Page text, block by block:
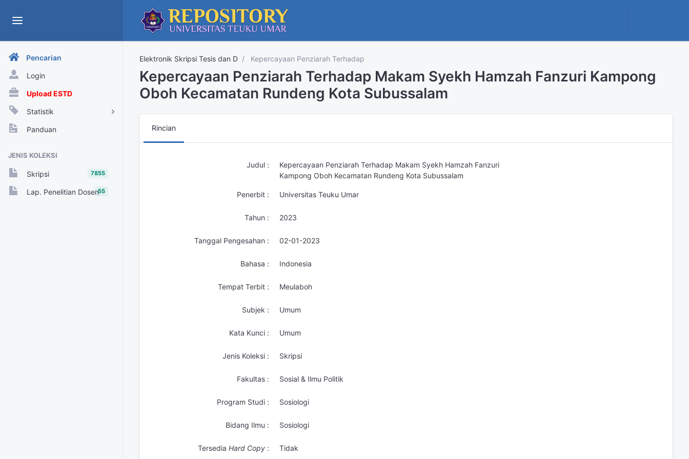
Pencarian
Login
Upload ESTD
Statistik
View Harian
Rekap View Bulanan
Rekap View Harian
Panduan
JENIS KOLEKSI
Skripsi 7855
Lap. Penelitian Dosen55
Elektronik Skripsi Tesis dan D Kepercayaan Penziarah Terhadap
Kepercayaan Penziarah Terhadap Makam Syekh Hamzah Fanzuri Kampong
Oboh Kecamatan Rundeng Kota Subussalam
Rincian
Judul :
Kepercayaan Penziarah Terhadap Makam Syekh Hamzah Fanzuri
Kampong Oboh Kecamatan Rundeng Kota Subussalam
Penerbit : Universitas Teuku Umar
Tahun : 2023
Tanggal Pengesahan : 02-01-2023
Bahasa : Indonesia
Tempat Terbit : Meulaboh
Subjek : Umum
Kata Kunci : Umum
Jenis Koleksi : Skripsi
Fakultas : Sosial & Ilmu Politik
Program Studi : Sosiologi
Bidang Ilmu : Sosiologi
Tersedia Hard Copy : Tidak